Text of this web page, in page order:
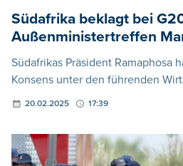
Südafrika beklagt bei
Außenministertreffen
Südafrikas Präsident Ramaphosa
Konsens unter den führenden
20.02.2025 17:39